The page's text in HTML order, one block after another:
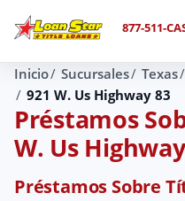
877-511-
Inicio Sucursales Texas
921 W. Us Highway 83
Préstamos
W. Us
Préstamos Sobre